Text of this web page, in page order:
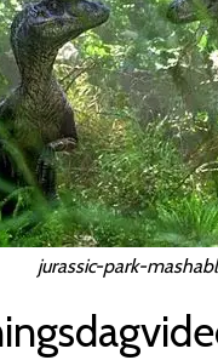
jurassic-park-